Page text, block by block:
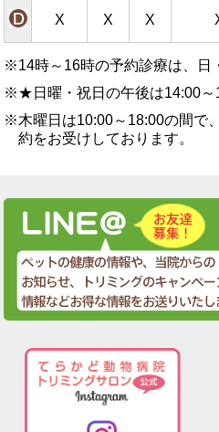
X X X
※14時～16時の予約診療は、日
※★日曜・祝日の午後は14:00～
※木曜日は10:00～18:00の間で
約をお受けしております。